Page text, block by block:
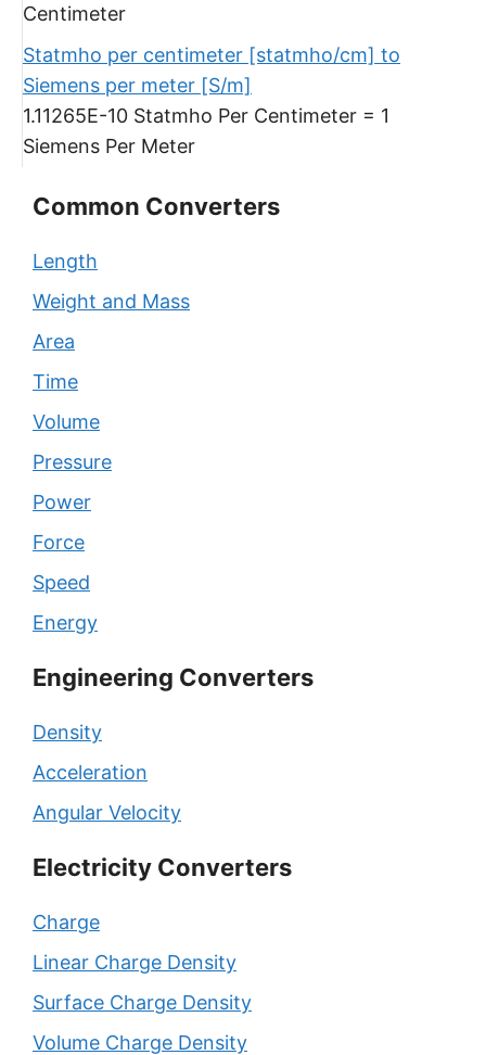
Centimeter
Statmho per centimeter [statmho/cm] to
Siemens per meter [S/m]
1.11265E-10 Statmho Per Centimeter = 1
Siemens Per Meter
Common Converters
Length
Weight and Mass
Area
Time
Volume
Pressure
Power
Force
Speed
Energy
Engineering Converters
Density
Acceleration
Angular Velocity
Electricity Converters
Charge
Linear Charge Density
Surface Charge Density
Volume Charge Density